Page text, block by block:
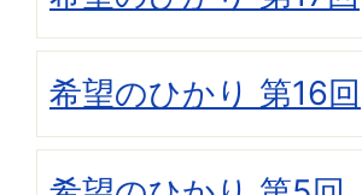
希望のひかり 第16回